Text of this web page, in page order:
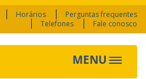
Horários
Perguntas frequentes
Telefones
Fale conosco
MENU Toggle